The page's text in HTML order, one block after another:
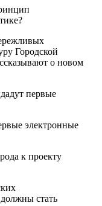
Городской
о новом
электронные
к проекту